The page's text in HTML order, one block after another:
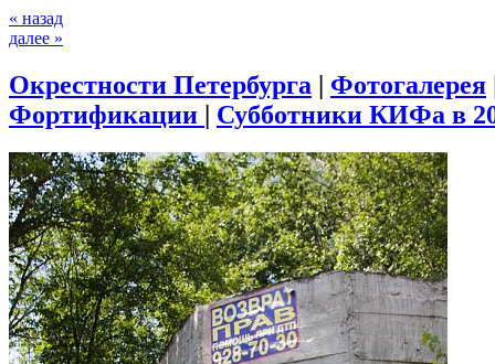
« назад
далее »
Окрестности Петербурга | Фотогалерея
Фортификации | Субботники КИФа в